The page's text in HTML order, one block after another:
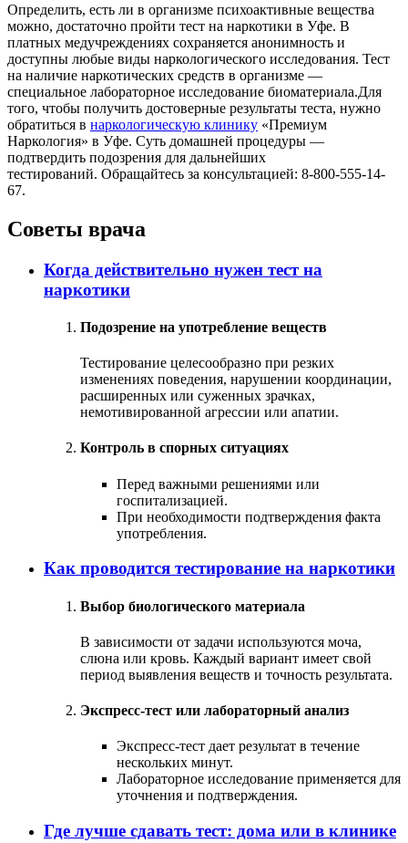
Определить, есть ли в организме психоактивные вещества
можно, достаточно пройти тест на наркотики в Уфе. В
платных медучреждениях сохраняется анонимность и
доступны любые виды наркологического исследования. Тест
на наличие наркотических средств в организме —
специальное лабораторное исследование биоматериала.Для
того, чтобы получить достоверные результаты теста, нужно
обратиться в наркологическую клинику «Премиум
Наркология» в Уфе. Суть домашней процедуры —
подтвердить подозрения для дальнейших
тестирований. Обращайтесь за консультацией: 8-800-555-14-
67.
Советы врача
Когда действительно нужен тест на
наркотики
Подозрение на употребление веществ
Тестирование целесообразно при резких
изменениях поведения, нарушении координации,
расширенных или суженных зрачках,
немотивированной агрессии или апатии.
Контроль в спорных ситуациях
Перед важными решениями или
госпитализацией.
При необходимости подтверждения факта
употребления.
Как проводится тестирование на наркотики
Выбор биологического материала
В зависимости от задачи используются моча,
слюна или кровь. Каждый вариант имеет свой
период выявления веществ и точность результата.
Экспресс-тест или лабораторный анализ
Экспресс-тест дает результат в течение
нескольких минут.
Лабораторное исследование применяется для
уточнения и подтверждения.
Где лучше сдавать тест: дома или в клинике